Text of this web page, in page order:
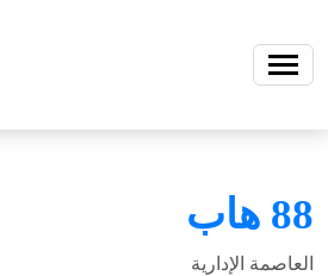
88 هاب
العاصمة الإدارية